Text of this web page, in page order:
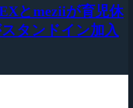
とmeziiが育児休
タンドイン加入